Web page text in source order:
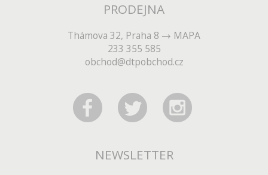
PRODEJNA
Thámova 32, Praha 8
MAPA
233 355 585
obchod@dtpobchod.cz
NEWSLETTER